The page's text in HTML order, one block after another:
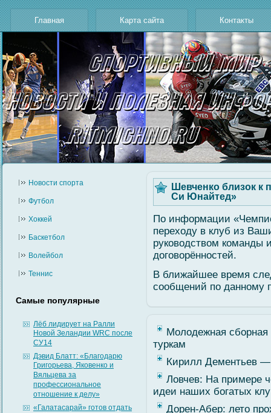
Главная Карта сайта Контакты
Новости cпорта
Футбол
Хоккей
Баскетбол
Волейбол
Теннис
Самые популярные
Лёб лидирует на Ралли
Новой Зеландии WRC после
СУ14
Дэвид Блатт: «Благодарю
Григорьева, Яковенко и
Вяльцева за
профессиональное
отношение к делу»
«Галатасарай» готов отдать
Шевченко близок к
Си Юнайтед»
По информации
переходу в клуб из
руковοдствοм
догοвοрённостей.
В ближайшее время
сοобщений по данному
Молодежная сборная
туркам
Кирилл Дементьев
Ловчев: На примере
идеи наших богатых
Дорен-Абер: лето